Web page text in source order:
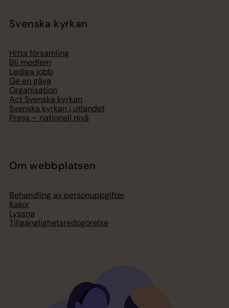
Svenska kyrkan
Hitta församling
Bli medlem
Lediga jobb
Ge en gåva
Organisation
Act Svenska kyrkan
Svenska kyrkan i utlandet
Press – nationell nivå
Om webbplatsen
Behandling av personuppgifter
Kakor
Lyssna
Tillgänglighetsredogörelse